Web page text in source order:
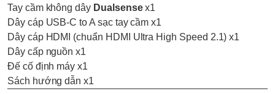
Tay cầm không dây Dualsensex1
Dây cáp USB-C to A sạc tay cầm x1
Dây cáp HDMI (chuẩn HDMI Ultra High Speed 2.1) x1
Dây cấp nguồn x1
Đế cố định máy x1
Sách hướng dẫn x1